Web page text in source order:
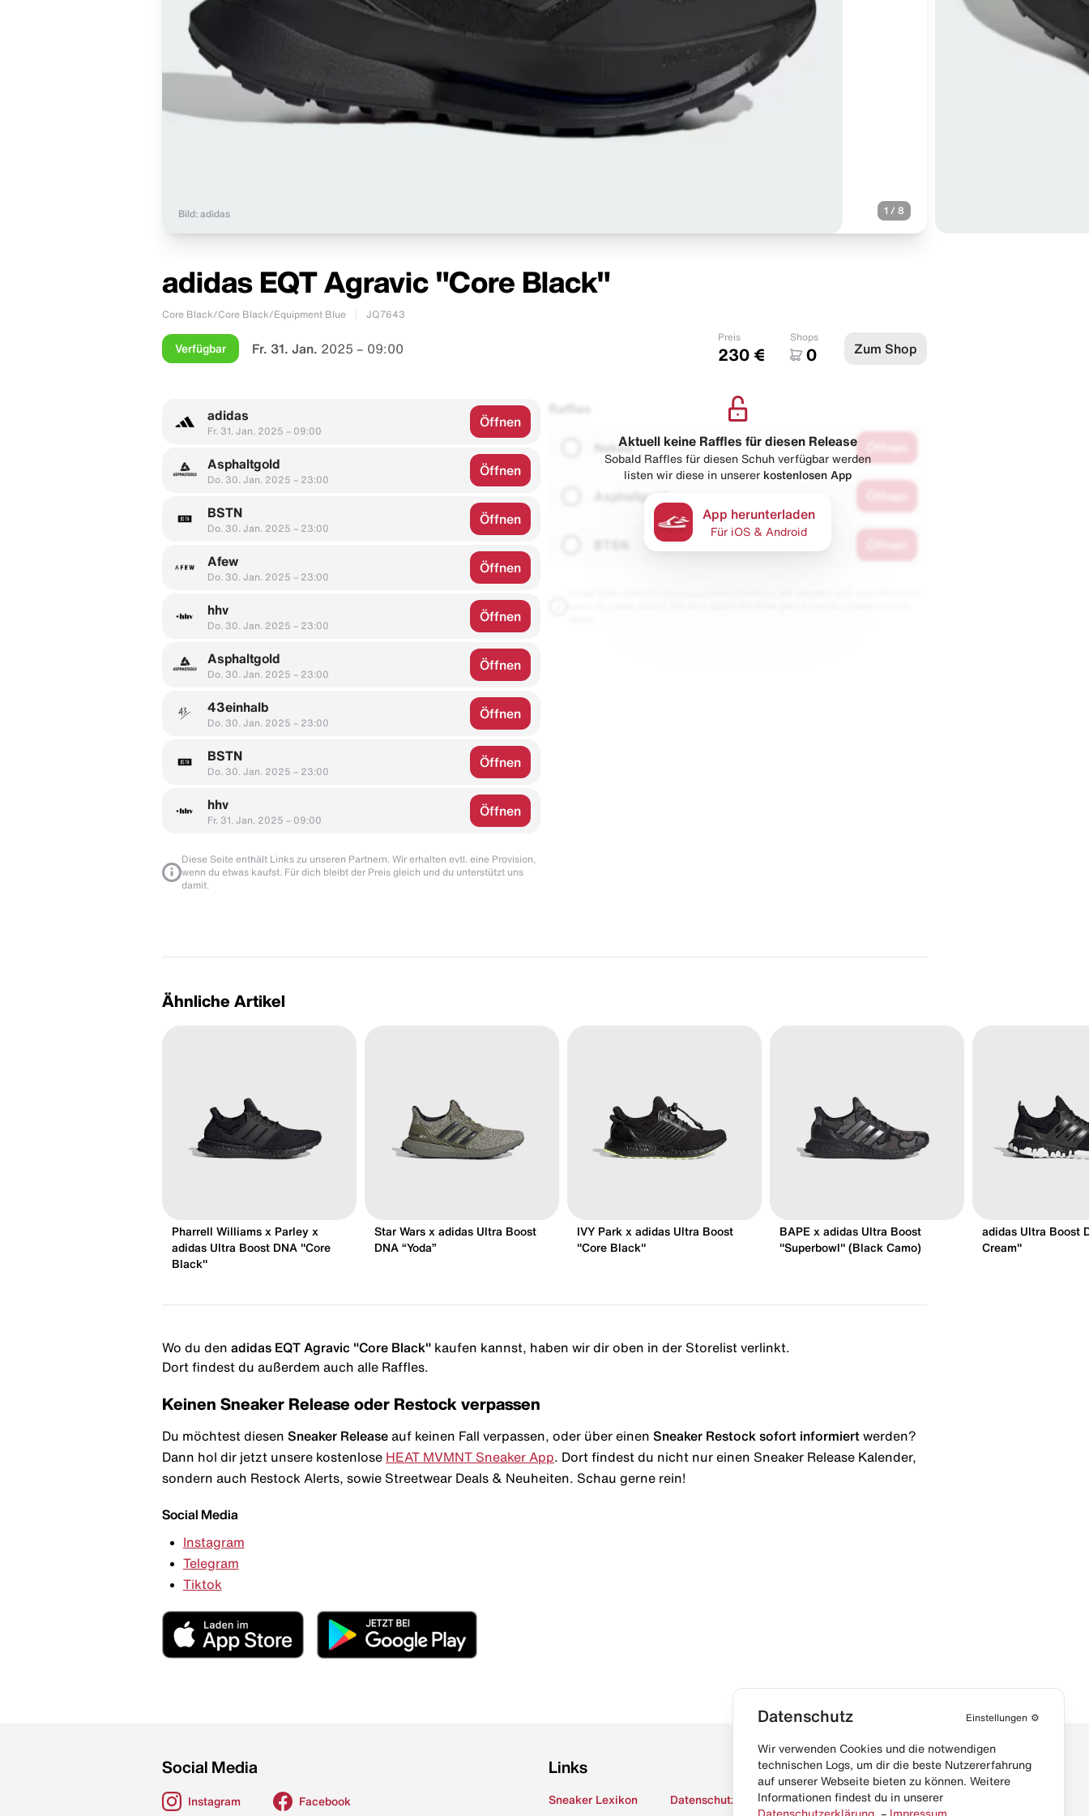
Bild: adidas 1 / 8
adidas EQT Agravic "Core Black"
Core Black/Core Black/Equipment Blue JQ7643
Verfügbar Fr. 31. Jan. 2025 – 09:00
Preis
230 €
Shops
0 Zum Shop
adidas
Fr. 31. Jan. 2025 – 09:00
Öffnen
Asphaltgold
Do. 30. Jan. 2025 – 23:00
Öffnen
BSTN
Do. 30. Jan. 2025 – 23:00
Öffnen
Afew
Do. 30. Jan. 2025 – 23:00
Öffnen
hhv
Do. 30. Jan. 2025 – 23:00
Öffnen
Asphaltgold
Do. 30. Jan. 2025 – 23:00
Öffnen
43einhalb
Do. 30. Jan. 2025 – 23:00
Öffnen
BSTN
Do. 30. Jan. 2025 – 23:00
Öffnen
hhv
Fr. 31. Jan. 2025 – 09:00
Öffnen
Diese Seite enthält Links zu unseren Partnern. Wir erhalten evtl. eine Provision,
wenn du etwas kaufst. Für dich bleibt der Preis gleich und du unterstützt uns
damit.
Raffles
Naked
Asphaltgold
Aktuell keine Raffles für diesen Release
Sobald Raffles für diesen Schuh verfügbar werden
listen wir diese in unserer kostenlosen App
App herunterladen
Für iOS & Android
Ähnliche Artikel
Pharrell Williams x Parley x
adidas Ultra Boost DNA "Core
Black"
Star Wars x adidas Ultra Boost
DNA “Yoda”
IVY Park x adidas Ultra Boost
"Core Black"
BAPE x adidas Ultra Boost
"Superbowl" (Black Camo)
adidas Ultra Boost
Cream"
Wo du den adidas EQT Agravic "Core Black" kaufen kannst, haben wir dir oben in der Storelist verlinkt.
Dort findest du außerdem auch alle Raffles.
Keinen Sneaker Release oder Restock verpassen
Du möchtest diesen Sneaker Release auf keinen Fall verpassen, oder über einen Sneaker Restock sofort informiert werden?
Dann hol dir jetzt unsere kostenlose HEAT MVMNT Sneaker App . Dort findest du nicht nur einen Sneaker Release Kalender,
sondern auch Restock Alerts, sowie Streetwear Deals & Neuheiten. Schau gerne rein!
Social Media
Instagram
Telegram
Tiktok
Social Media
Instagram Facebook
Links
Sneaker Lexikon Datenschutz
Datenschutz Einstellungen ⚙️
Wir verwenden Cookies und die notwendigen
technischen Logs, um dir die beste Nutzererfahrung
auf unserer Webseite bieten zu können. Weitere
Informationen findest du in unserer
Datenschutzerklärung . – Impressum